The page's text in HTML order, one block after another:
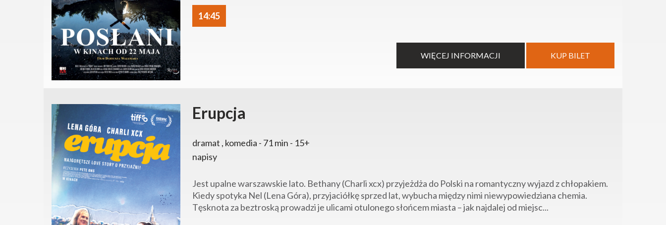
14:45
WIĘCEJ INFORMACJI KUP BILET
Erupcja
dramat , komedia - 71 min - 15+
napisy
Jest upalne warszawskie lato. Bethany (Charli xcx) przyjeżdża do Polski na romantyczny wyjazd z chłopakiem.
Kiedy spotyka Nel (Lena Góra), przyjaciółkę sprzed lat, wybucha między nimi niewypowiedziana chemia.
Tęsknota za beztroską prowadzi je ulicami otulonego słońcem miasta – jak najdalej od miejsc...